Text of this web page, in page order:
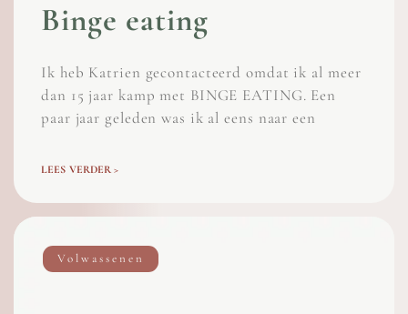
Binge eating
Ik heb Katrien gecontacteerd omdat ik al meer
dan 15 jaar kamp met BINGE EATING. Een
paar jaar geleden was ik al eens naar een
LEES VERDER >
Volwassenen